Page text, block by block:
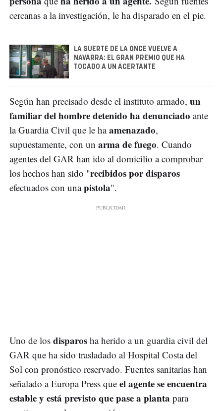
cercanas a la investigación, le ha disparado en el pie.
LA SUERTE DE LA ONCE VUELVE A
NAVARRA: EL GRAN PREMIO QUE HA
TOCADO A UN ACERTANTE
Según han precisado desde el instituto armado, un
familiar del hombre detenido ha denunciado ante
la Guardia Civil que le haamenazado,
supuestamente, con un arma de fuego. Cuando
agentes del GAR han ido al domicilio a comprobar
los hechos han sido "recibidos por disparos
efectuados con unapistola".
Uno de los disparos ha herido a un guardia civil del
GAR que ha sido trasladado al Hospital Costa del
Sol con pronóstico reservado. Fuentes sanitarias han
señalado a Europa Press que el agente se encuentra
estable y está previsto que pase a planta para